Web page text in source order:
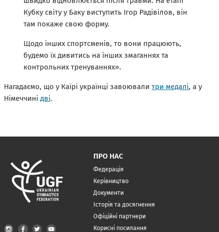
Кубку світу у Баку виступить Ігор Радівілов, він
там покаже свою форму.
Щодо інших спортсменів, то вони працюють,
будемо їх дивитись на інших змаганнях та
контрольних тренуваннях».
Нагадаємо, що у Каїрі українці завоювалитри медалі, а у
Німеччинідві.
ПРО НАС
Федерація
Керівництво
Документи
Історія та досягнення
Офіційні партнери
Корисні посилання